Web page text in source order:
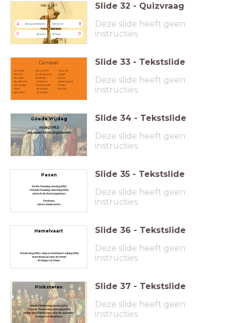
Wie is dit?
A de burgemeester B
mijn broer
C de prins D
de boer
Slide 32 - Quizvraag
Deze slide heeft geen
instructies
Carnaval
het feest de confetti de pruik
het bier de serpentine zingen
de ballon verkleden lachen
de optocht schminck vastenavond
het masker de polonaise winter
alaaf de muziek fanfare
gek doen de wagen
Slide 33 - Tekstslide
Deze slide heeft geen
instructies
Goede Vrijdag
vrijdag (VRIJ)
Jezus aan het kruis gestorven
Slide 34 - Tekstslide
Deze slide heeft geen
instructies
Pasen
Eerste Paasdag: zondag (VRIJ)
Tweede Paasdag: maandag (VRIJ)
Jezus uit de dood opgestaan
Paashaas
eieren zoeken/eten
Slide 35 - Tekstslide
Deze slide heeft geen
instructies
Hemelvaart
Donderdag (VRIJ) + dag na hemelvaart vrijdag (VRIJ)
Jezus steeg op naar de hemel
40 dagen na Pasen
Slide 36 - Tekstslide
Deze slide heeft geen
instructies
Pinksteren
Eerste Pinksterdag zondag (VRIJ)
Tweede Pinksterdag maandag (VRIJ)
Heilige Geest kwam neer naar de apostelen
10 dagen na Hemelvaart
Slide 37 - Tekstslide
Deze slide heeft geen
instructies